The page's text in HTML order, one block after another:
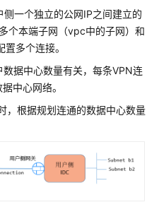
一个独立的公网IP之间建立的
个本端子网（vpc中的子网）和
多个连接。
据中心数量有关，每条VPN连
中心网络。
，根据规划连通的数据中心数量